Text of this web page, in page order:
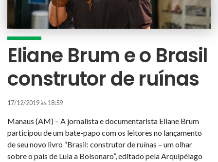
Eliane Brum e o Brasil
construtor de ruínas
17/12/2019 às 18:59
Manaus (AM) – A jornalista e documentarista Eliane Brum
participou de um bate-papo com os leitores no lançamento
de seu novo livro “Brasil: construtor de ruínas – um olhar
sobre o país de Lula a Bolsonaro”, editado pela Arquipélago